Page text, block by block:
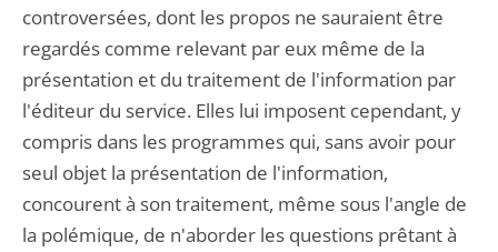
controversées, dont les propos ne sauraient être
regardés comme relevant par eux même de la
présentation et du traitement de l'information par
l'éditeur du service. Elles lui imposent cependant, y
compris dans les programmes qui, sans avoir pour
seul objet la présentation de l'information,
concourent à son traitement, même sous l'angle de
la polémique, de n'aborder les questions prêtant à